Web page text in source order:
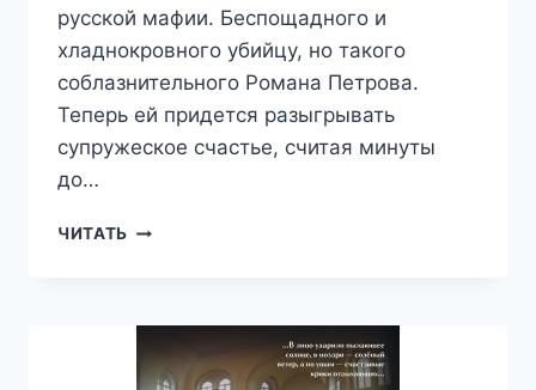
русской мафии. Беспощадного и
хладнокровного убийцу, но такого
соблазнительного Романа Петрова.
Теперь ей придется разыгрывать
супружеское счастье, считая минуты
до…
ЧИТАТЬ НАРИСОВАННЫЕ
АТАМАШКИН